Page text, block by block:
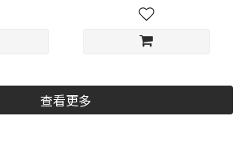
查看更多